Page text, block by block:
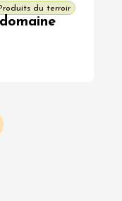
Produits du terroir
suivante